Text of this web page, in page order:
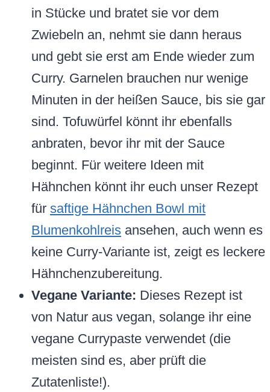
in Stücke und bratet sie vor dem
Zwiebeln an, nehmt sie dann heraus
und gebt sie erst am Ende wieder zum
Curry. Garnelen brauchen nur wenige
Minuten in der heißen Sauce, bis sie gar
sind. Tofuwürfel könnt ihr ebenfalls
anbraten, bevor ihr mit der Sauce
beginnt. Für weitere Ideen mit
Hähnchen könnt ihr euch unser Rezept
für saftige Hähnchen Bowl mit
Blumenkohlreis ansehen, auch wenn es
keine Curry-Variante ist, zeigt es leckere
Hähnchenzubereitung.
Vegane Variante: Dieses Rezept ist
von Natur aus vegan, solange ihr eine
vegane Currypaste verwendet (die
meisten sind es, aber prüft die
Zutatenliste!).